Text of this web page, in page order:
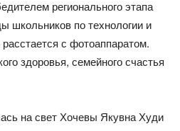
регионального этапа
школьников по технологии и
с фотоаппаратом.
здоровья, семейного счастья
на свет Хочевы Якувна Худи